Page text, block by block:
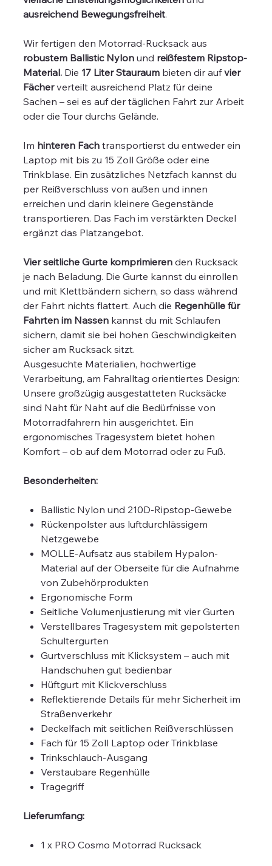
ausreichend Bewegungsfreiheit.
Wir fertigen den Motorrad-Rucksack aus
robustem Ballistic Nylon und reißfestem Ripstop-
Material. Die 17 Liter Stauraum bieten dir aufvier
Fächerverteilt ausreichend Platz für deine
Sachen – sei es auf der täglichen Fahrt zur Arbeit
oder die Tour durchs Gelände.
Im hinteren Fachtransportierst du entweder ein
Laptop mit bis zu 15 Zoll Größe oder eine
Trinkblase. Ein zusätzliches Netzfach kannst du
per Reißverschluss von außen und innen
erreichen und darin kleinere Gegenstände
transportieren. Das Fach im verstärkten Deckel
ergänzt das Platzangebot.
Vier seitliche Gurte komprimieren den Rucksack
je nach Beladung. Die Gurte kannst du einrollen
und mit Klettbändern sichern, so dass während
der Fahrt nichts flattert. Auch die Regenhülle für
Fahrten im Nassen kannst du mit Schlaufen
sichern, damit sie bei hohen Geschwindigkeiten
sicher am Rucksack sitzt.
Ausgesuchte Materialien, hochwertige
Verarbeitung, am Fahralltag orientiertes Design:
Unsere großzügig ausgestatteten Rucksäcke
sind Naht für Naht auf die Bedürfnisse von
Motorradfahrern hin ausgerichtet. Ein
ergonomisches Tragesystem bietet hohen
Komfort – ob auf dem Motorrad oder zu Fuß.
Besonderheiten:
Ballistic Nylon und 210D-Ripstop-Gewebe
Rückenpolster aus luftdurchlässigem
Netzgewebe
MOLLE-Aufsatz aus stabilem Hypalon-
Material auf der Oberseite für die Aufnahme
von Zubehörprodukten
Ergonomische Form
Seitliche Volumenjustierung mit vier Gurten
Verstellbares Tragesystem mit gepolsterten
Schultergurten
Gurtverschluss mit Klicksystem – auch mit
Handschuhen gut bedienbar
Hüftgurt mit Klickverschluss
Reflektierende Details für mehr Sicherheit im
Straßenverkehr
Deckelfach mit seitlichen Reißverschlüssen
Fach für 15 Zoll Laptop oder Trinkblase
Trinkschlauch-Ausgang
Verstaubare Regenhülle
Tragegriff
Lieferumfang:
1 x PRO Cosmo Motorrad Rucksack